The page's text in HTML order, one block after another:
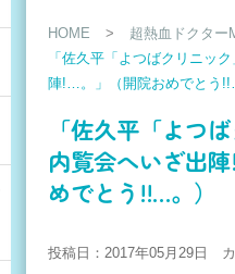
HOME > 超熱血ドクター
「佐久平「よつばクリニッ
陣!…。」（開院おめでとう
「佐久平「よつ
内覧会へいざ出
めでとう!!…。）
投稿日：2017年05月29日 カ